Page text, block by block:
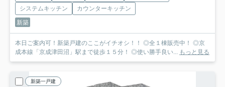
システムキッチン
カウンターキッチン
新築
本日ご案内可！新築戸建のここがイチオシ！！ ◎全１棟販売中！ ◎京
成本線「京成津田沼」駅まで徒歩１５分！ ◎使い勝手良い... もっと見る
新築一戸建